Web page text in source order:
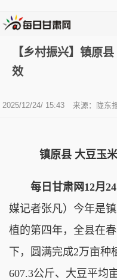
【乡村振兴】镇原
效
2025/12/24/ 15:43 来源：陇东
镇原县 大豆玉
每日甘肃网12月
媒记者张凡）今年是
植的第四年，全县在
下，圆满完成2万亩种
607.3公斤、大豆平均